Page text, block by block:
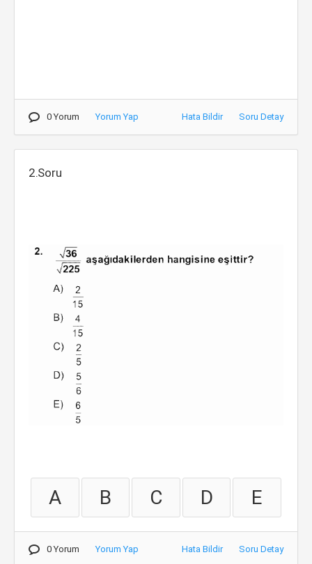
0 Yorum Yorum Yap Hata Bildir Soru Detay
2.Soru
A B C D E
0 Yorum Yorum Yap Hata Bildir Soru Detay